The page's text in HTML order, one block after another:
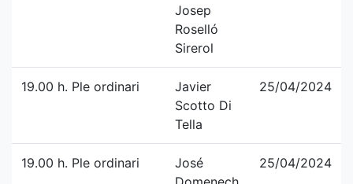
Josep
Roselló
Sirerol
19.00 h. Ple ordinari
Javier
Scotto Di
Tella
25/04/2024
19.00 h. Ple ordinari
José
25/04/2024